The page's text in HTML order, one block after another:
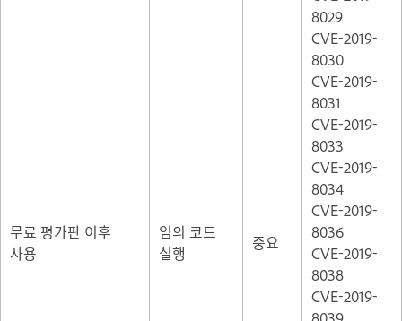
무료 평가판 이후
사용
임의 코드
실행
중요
8029
CVE-2019-
8030
CVE-2019-
8031
CVE-2019-
8033
CVE-2019-
8034
CVE-2019-
8036
CVE-2019-
8038
CVE-2019-